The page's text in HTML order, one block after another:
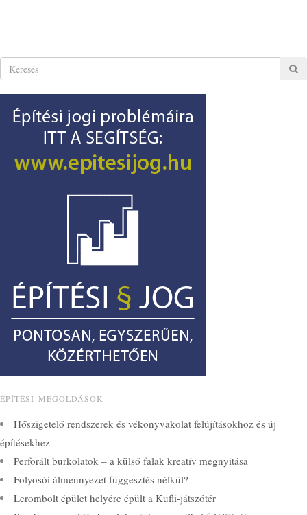
ÉPÍTÉSI MEGOLDÁSOK
Hőszigetelő rendszerek és vékonyvakolat felújításokhoz és új
építésekhez
Perforált burkolatok – a külső falak kreatív megnyitása
Folyosói álmennyezet függesztés nélkül?
Lerombolt épület helyére épült a Kufli-játszótér